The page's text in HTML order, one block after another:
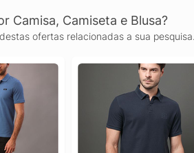
Camisa, Camiseta e Blusa?
ofertas relacionadas a sua